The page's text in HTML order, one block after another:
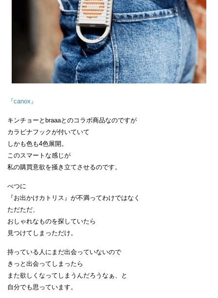
『canox』
キンチョーとbraaaとのコラボ商品なのですが
カラビナフックが付いていて
しかも色も4色展開。
このスマートな感じが
私の購買意欲を掻き立てさせるのです。
べつに
『お出かけカトリス』が不満ってわけではなく
ただただ、
おしゃれなものを探していたら
見つけてしまっただけ。
持っている人にまだ出会っていないので
きっと出会ってしまったら
また欲しくなってしまうんだろうなぁ、と
自分でも思っています。